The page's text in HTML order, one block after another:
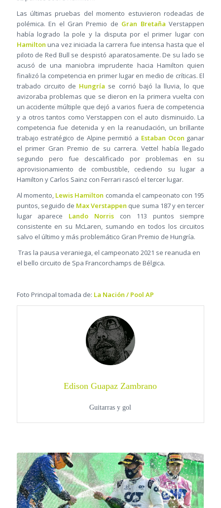
Las últimas pruebas del momento estuvieron rodeadas de
polémica. En el Gran Premio de Gran Bretaña Verstappen
había logrado la pole y la disputa por el primer lugar con
Hamilton una vez iniciada la carrera fue intensa hasta que el
piloto de Red Bull se despistó aparatosamente. De su lado se
acusó de una maniobra imprudente hacia Hamilton quien
finalizó la competencia en primer lugar en medio de críticas. El
trabado circuito de Hungría se corrió bajó la lluvia, lo que
avizoraba problemas que se dieron en la primera vuelta con
un accidente múltiple que dejó a varios fuera de competencia
y a otros tantos como Verstappen con el auto disminuido. La
competencia fue detenida y en la reanudación, un brillante
trabajo estratégico de Alpine permitió a Estaban Ocon ganar
el primer Gran Premio de su carrera. Vettel había llegado
segundo pero fue descalificado por problemas en su
aprovisionamiento de combustible, cediendo su lugar a
Hamilton y Carlos Sainz con Ferrari rascó el tercer lugar.
Al momento, Lewis Hamilton comanda el campeonato con 195
puntos, seguido de Max Verstappen que suma 187 y en tercer
lugar aparece Lando Norris con 113 puntos siempre
consistente en su McLaren, sumando en todos los circuitos
salvo el último y más problemático Gran Premio de Hungría.
Tras la pausa veraniega, el campeonato 2021 se reanuda en
el bello circuito de Spa Francorchamps de Bélgica.
Foto Principal tomada de: La Nación / Pool AP
Edison Guapaz Zambrano
Guitarras y gol